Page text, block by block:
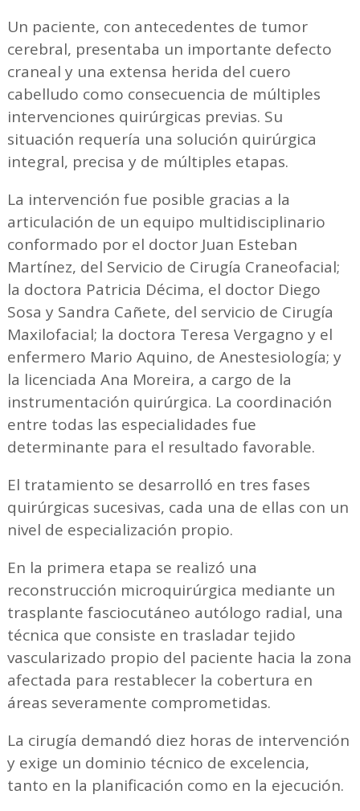
Un paciente, con antecedentes de tumor
cerebral, presentaba un importante defecto
craneal y una extensa herida del cuero
cabelludo como consecuencia de múltiples
intervenciones quirúrgicas previas. Su
situación requería una solución quirúrgica
integral, precisa y de múltiples etapas.
La intervención fue posible gracias a la
articulación de un equipo multidisciplinario
conformado por el doctor Juan Esteban
Martínez, del Servicio de Cirugía Craneofacial;
la doctora Patricia Décima, el doctor Diego
Sosa y Sandra Cañete, del servicio de Cirugía
Maxilofacial; la doctora Teresa Vergagno y el
enfermero Mario Aquino, de Anestesiología; y
la licenciada Ana Moreira, a cargo de la
instrumentación quirúrgica. La coordinación
entre todas las especialidades fue
determinante para el resultado favorable.
El tratamiento se desarrolló en tres fases
quirúrgicas sucesivas, cada una de ellas con un
nivel de especialización propio.
En la primera etapa se realizó una
reconstrucción microquirúrgica mediante un
trasplante fasciocutáneo autólogo radial, una
técnica que consiste en trasladar tejido
vascularizado propio del paciente hacia la zona
afectada para restablecer la cobertura en
áreas severamente comprometidas.
La cirugía demandó diez horas de intervención
y exige un dominio técnico de excelencia,
tanto en la planificación como en la ejecución.